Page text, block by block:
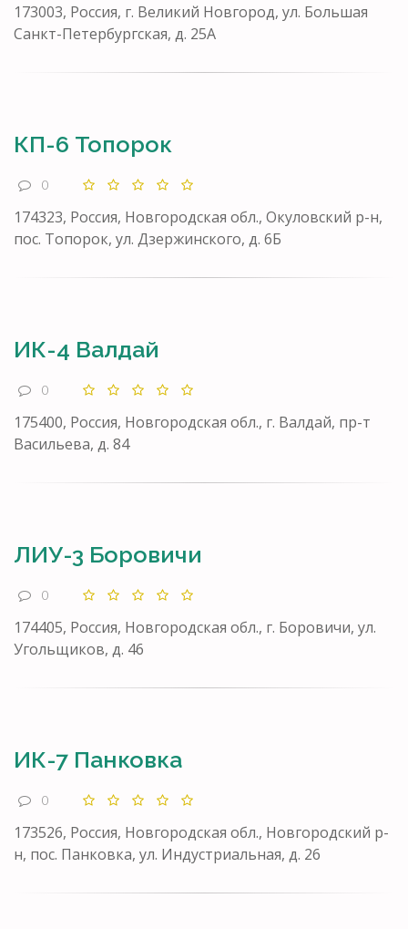
173003, Россия, г. Великий Новгород, ул. Большая
Санкт-Петербургская, д. 25А
КП-6 Топорок
0
174323, Россия, Новгородская обл., Окуловский р-н,
пос. Топорок, ул. Дзержинского, д. 6Б
ИК-4 Валдай
0
175400, Россия, Новгородская обл., г. Валдай, пр-т
Васильева, д. 84
ЛИУ-3 Боровичи
0
174405, Россия, Новгородская обл., г. Боровичи, ул.
Угольщиков, д. 46
ИК-7 Панковка
0
173526, Россия, Новгородская обл., Новгородский р-
н, пос. Панковка, ул. Индустриальная, д. 26